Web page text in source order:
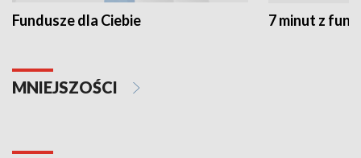
Fundusze dla Ciebie 7 minut z
MNIEJSZOŚCI